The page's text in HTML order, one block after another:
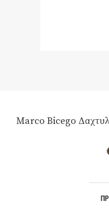
Marco Bicego